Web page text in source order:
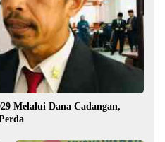
Melalui Dana Cadangan,